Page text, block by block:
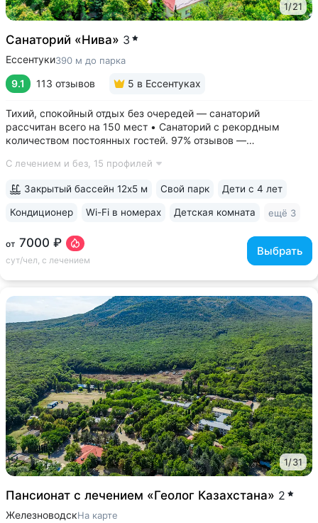
1/21
Санаторий «Нива» 3
Ессентуки390 м до парка
9.1 113 отзывов 5 в Ессентуках
Тихий, спокойный отдых без очередей — санаторий
рассчитан всего на 150 мест • Санаторий с рекордным
количеством постоянных гостей. 97% отзывов —
до Грязелечебницы им. Семашко и бюветов минеральной
С лечением и без, 15 профилей
от 7000 ₽
сут/чел, с лечением
Выбрать
Закрытый бассейн 12х5 м Свой парк Дети с 4 лет
Кондиционер Wi-Fi в номерах Детская комната ещё 3
1/31
Пансионат с лечением «Геолог Казахстана» 2
ЖелезноводскНа карте